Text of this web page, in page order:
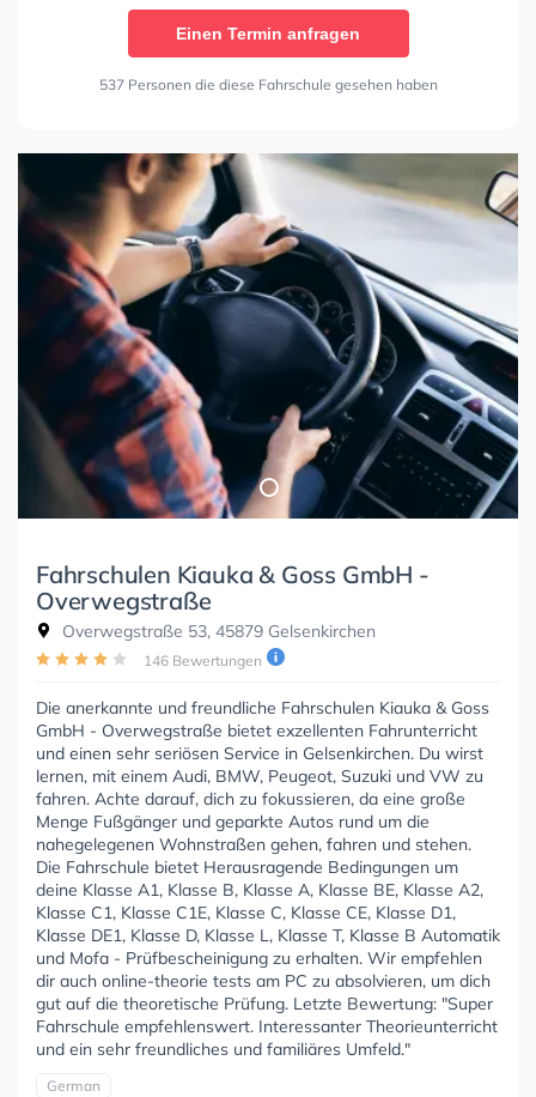
Einen Termin anfragen
537 Personen die diese Fahrschule gesehen haben
Fahrschulen Kiauka & Goss GmbH -
Overwegstraße
Overwegstraße 53, 45879 Gelsenkirchen
146 Bewertungen
Die anerkannte und freundliche Fahrschulen Kiauka & Goss
GmbH - Overwegstraße bietet exzellenten Fahrunterricht
und einen sehr seriösen Service in Gelsenkirchen. Du wirst
lernen, mit einem Audi, BMW, Peugeot, Suzuki und VW zu
fahren. Achte darauf, dich zu fokussieren, da eine große
Menge Fußgänger und geparkte Autos rund um die
nahegelegenen Wohnstraßen gehen, fahren und stehen.
Die Fahrschule bietet Herausragende Bedingungen um
deine Klasse A1, Klasse B, Klasse A, Klasse BE, Klasse A2,
Klasse C1, Klasse C1E, Klasse C, Klasse CE, Klasse D1,
Klasse DE1, Klasse D, Klasse L, Klasse T, Klasse B Automatik
und Mofa - Prüfbescheinigung zu erhalten. Wir empfehlen
dir auch online-theorie tests am PC zu absolvieren, um dich
gut auf die theoretische Prüfung. Letzte Bewertung: "Super
Fahrschule empfehlenswert. Interessanter Theorieunterricht
und ein sehr freundliches und familiäres Umfeld."
German